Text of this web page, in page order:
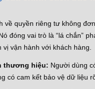
về quyền riêng tư không
đóng vai trò là “lá chắn”
vận hành với khách hàng.
thương hiệu: Người dùng
có cam kết bảo vệ dữ liệu